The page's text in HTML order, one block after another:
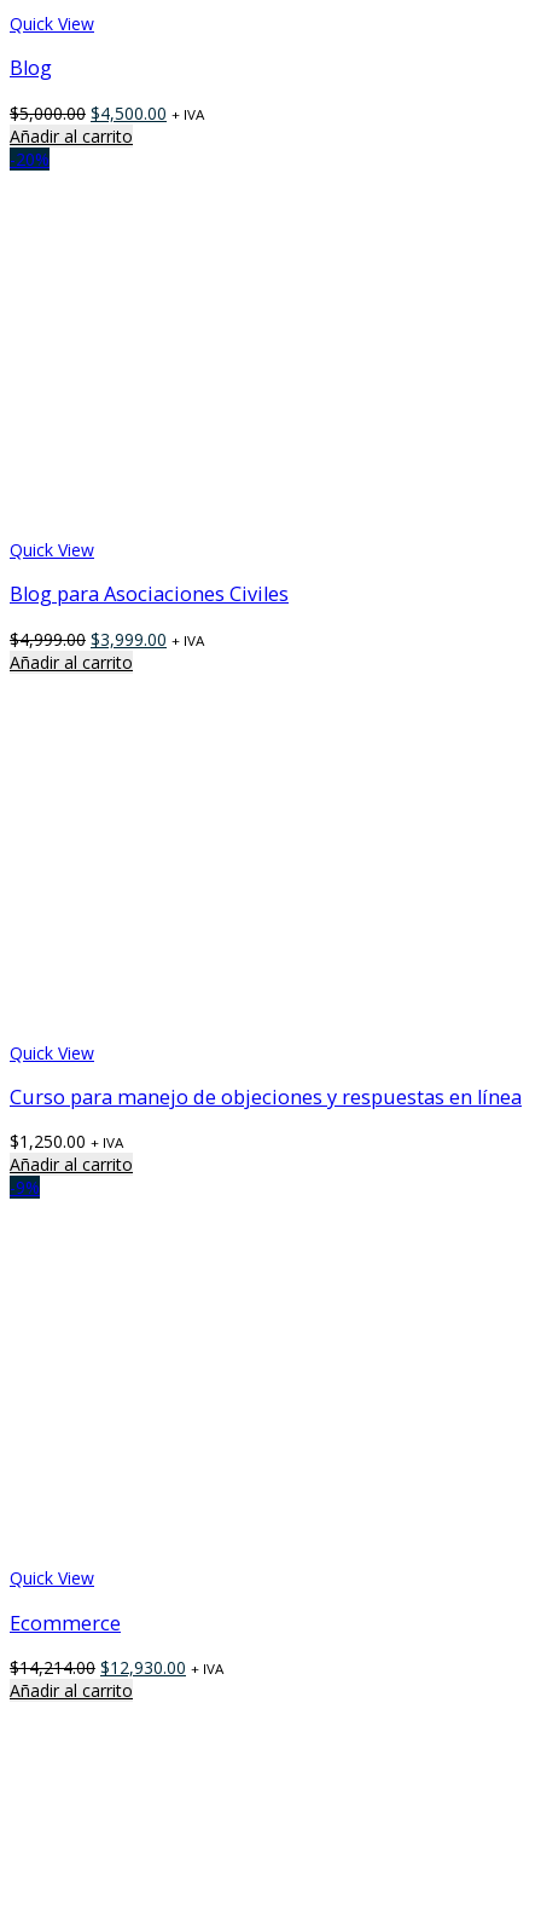
Quick View
Blog
$5,000.00 $4,500.00 + IVA
Añadir al carrito
-20%
Quick View
Blog para Asociaciones Civiles
$4,999.00 $3,999.00 + IVA
Añadir al carrito
Quick View
Curso para manejo de objeciones y respuestas en línea
$1,250.00 + IVA
Añadir al carrito
-9%
Quick View
Ecommerce
$14,214.00 $12,930.00 + IVA
Añadir al carrito